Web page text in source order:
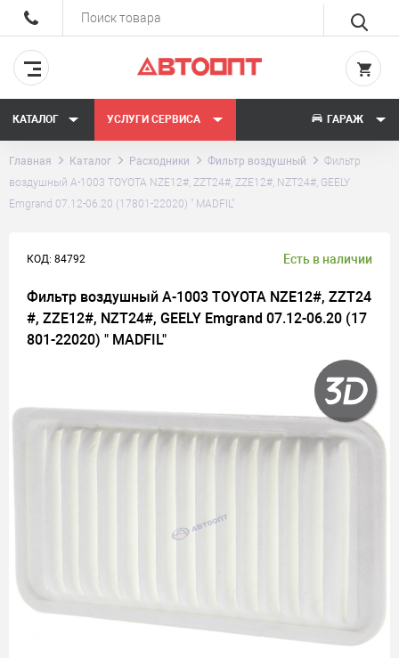
КАТАЛОГ УСЛУГИ СЕРВИСА ГАРАЖ
Главная Каталог Расходники Фильтр воздушный
Фильтр
воздушный A-1003 TOYOTA NZE12#, ZZT24#, ZZE12#, NZT24#, GEELY
Emgrand 07.12-06.20 (17801-22020) " MADFIL"
КОД: 84792 Есть в наличии
Фильтр воздушный A-1003 TOYOTA NZE12#, ZZT24
#, ZZE12#, NZT24#, GEELY Emgrand 07.12-06.20 (17
801-22020) " MADFIL"